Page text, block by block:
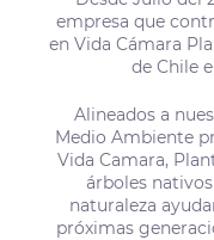
empresa que
en Vida Cámara
de Chile
Alineados a
Medio Ambiente
Vida Camara,
árboles
naturaleza
próximas